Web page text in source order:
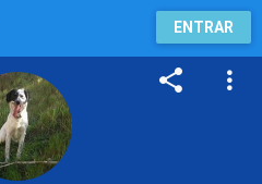
ENTRAR